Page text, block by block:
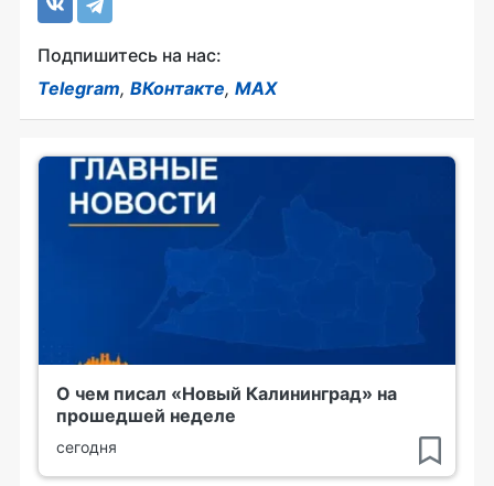
Подпишитесь на нас:
Telegram, ВКонтакте, MAX
О чем писал «Новый Калининград» на
прошедшей неделе
сегодня